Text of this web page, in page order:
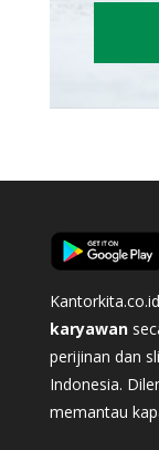
karyawan
perijinan dan
Indonesia.
memantau